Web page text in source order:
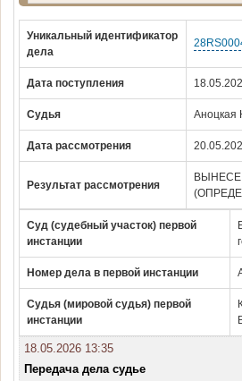
Уникальный идентификатор
дела
Дата поступления
Судья Аноцкая
Дата рассмотрения
Результат рассмотрения
Суд (судебный участок) первой
инстанции
Номер дела в первой инстанции
Судья (мировой судья) первой
инстанции
18.05.2026 13:35
Передача дела судье